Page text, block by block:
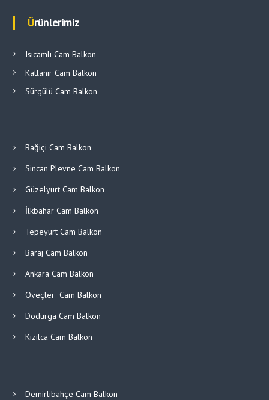
Ürünlerimiz
Isıcamlı Cam Balkon
Katlanır Cam Balkon
Sürgülü Cam Balkon
Bağiçi Cam Balkon
Sincan Plevne Cam Balkon
Güzelyurt Cam Balkon
İlkbahar Cam Balkon
Tepeyurt Cam Balkon
Baraj Cam Balkon
Ankara Cam Balkon
Öveçler Cam Balkon
Dodurga Cam Balkon
Kızılca Cam Balkon
Demirlibahçe Cam Balkon